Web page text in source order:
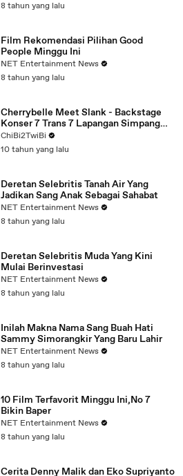
8 tahun yang lalu
Film Rekomendasi Pilihan Good
People Minggu Ini
NET Entertainment News
8 tahun yang lalu
Cherrybelle Meet Slank - Backstage
Konser 7 Trans 7 Lapangan Simpang
Lima Semarang
ChiBi2TwiBi
10 tahun yang lalu
Deretan Selebritis Tanah Air Yang
Jadikan Sang Anak Sebagai Sahabat
NET Entertainment News
8 tahun yang lalu
Deretan Selebritis Muda Yang Kini
Mulai Berinvestasi
NET Entertainment News
8 tahun yang lalu
Inilah Makna Nama Sang Buah Hati
Sammy Simorangkir Yang Baru Lahir
NET Entertainment News
8 tahun yang lalu
10 Film Terfavorit Minggu Ini,No 7
Bikin Baper
NET Entertainment News
8 tahun yang lalu
Cerita Denny Malik dan Eko Supriyanto